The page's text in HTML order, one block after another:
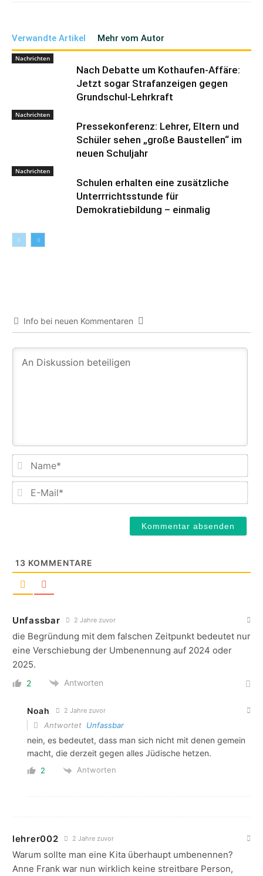
Verwandte Artikel Mehr vom Autor
Nachrichten
Nach Debatte um Kothaufen-Affäre:
Jetzt sogar Strafanzeigen gegen
Grundschul-Lehrkraft
Nachrichten
Pressekonferenz: Lehrer, Eltern und
Schüler sehen „große Baustellen“ im
neuen Schuljahr
Nachrichten
Schulen erhalten eine zusätzliche
Unterrrichtsstunde für
Demokratiebildung – einmalig
Info bei neuen Kommentaren
E-
13 KOMMENTARE
Unfassbar 2 Jahre zuvor
die Begründung mit dem falschen Zeitpunkt bedeutet nur
eine Verschiebung der Umbenennung auf 2024 oder
2025.
2 Antworten
Noah 2 Jahre zuvor
Antwortet Unfassbar
nein, es bedeutet, dass man sich nicht mit denen gemein
macht, die derzeit gegen alles Jüdische hetzen.
2 Antworten
lehrer002 2 Jahre zuvor
Warum sollte man eine Kita überhaupt umbenennen?
Anne Frank war nun wirklich keine streitbare Person,